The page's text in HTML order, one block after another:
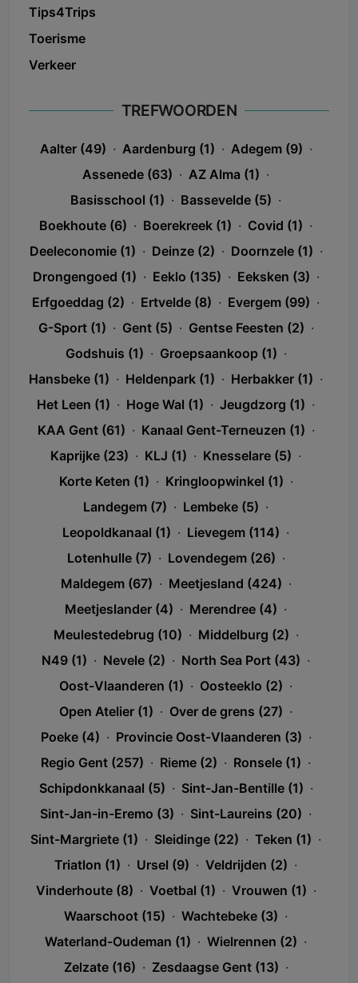
Tips4Trips
Toerisme
Verkeer
TREFWOORDEN
Aalter (49) · Aardenburg (1) · Adegem (9) ·
Assenede (63) · AZ Alma (1) ·
Basisschool (1) · Bassevelde (5) ·
Boekhoute (6) · Boerekreek (1) · Covid (1) ·
Deeleconomie (1) · Deinze (2) · Doornzele (1) ·
Drongengoed (1) · Eeklo (135) · Eeksken (3) ·
Erfgoeddag (2) · Ertvelde (8) · Evergem (99) ·
G-Sport (1) · Gent (5) · Gentse Feesten (2) ·
Godshuis (1) · Groepsaankoop (1) ·
Hansbeke (1) · Heldenpark (1) · Herbakker (1) ·
Het Leen (1) · Hoge Wal (1) · Jeugdzorg (1) ·
KAA Gent (61) · Kanaal Gent-Terneuzen (1) ·
Kaprijke (23) · KLJ (1) · Knesselare (5) ·
Korte Keten (1) · Kringloopwinkel (1) ·
Landegem (7) · Lembeke (5) ·
Leopoldkanaal (1) · Lievegem (114) ·
Lotenhulle (7) · Lovendegem (26) ·
Maldegem (67) · Meetjesland (424) ·
Meetjeslander (4) · Merendree (4) ·
Meulestedebrug (10) · Middelburg (2) ·
N49 (1) · Nevele (2) · North Sea Port (43) ·
Oost-Vlaanderen (1) · Oosteeklo (2) ·
Open Atelier (1) · Over de grens (27) ·
Poeke (4) · Provincie Oost-Vlaanderen (3) ·
Regio Gent (257) · Rieme (2) · Ronsele (1) ·
Schipdonkkanaal (5) · Sint-Jan-Bentille (1) ·
Sint-Jan-in-Eremo (3) · Sint-Laureins (20) ·
Sint-Margriete (1) · Sleidinge (22) · Teken (1) ·
Triatlon (1) · Ursel (9) · Veldrijden (2) ·
Vinderhoute (8) · Voetbal (1) · Vrouwen (1) ·
Waarschoot (15) · Wachtebeke (3) ·
Waterland-Oudeman (1) · Wielrennen (2) ·
Zelzate (16) · Zesdaagse Gent (13) ·